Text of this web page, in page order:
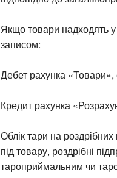
Якщо товари надходять у
записом:
Дебет рахунка
Кредит рахунка
Облік тари на
під товару, роздрібні
тароприймальним чи